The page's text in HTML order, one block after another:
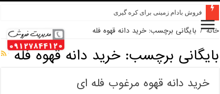
فروش بادام زمینی برای کره گیری
خانه / بایگانی برچسب: خرید دانه قهوه فله
بایگانی برچسب:خرید دانه قهوه فله
خرید دانه قهوه مرغوب فله ای